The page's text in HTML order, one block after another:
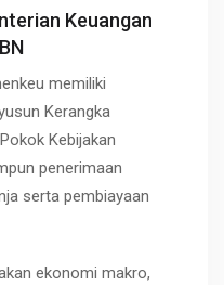
Keuangan
memiliki
Kerangka
Kebijakan
penerimaan
serta pembiayaan
ekonomi makro,